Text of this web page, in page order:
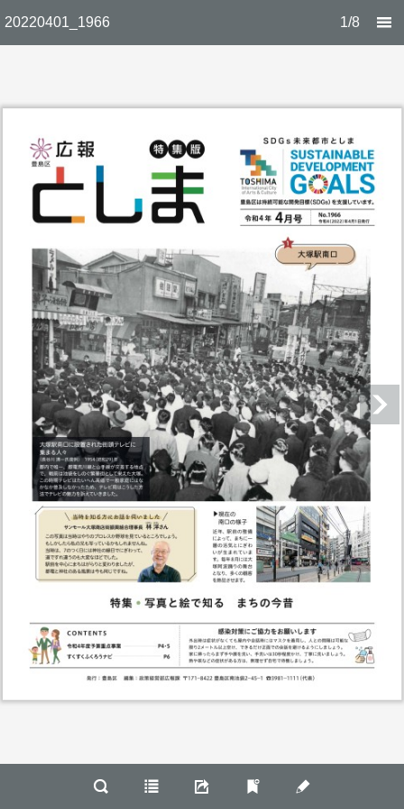
20220401_1966 1/8